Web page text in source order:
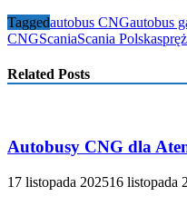
Taggedautobus CNGautobus
CNGScaniaScania Polska
Related Posts
Autobusy CNG dla
17 listopada 202516 listopada